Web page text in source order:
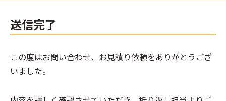
送信完了
この度はお問い合わせ、お見積り依頼をありがとうござ
いました。